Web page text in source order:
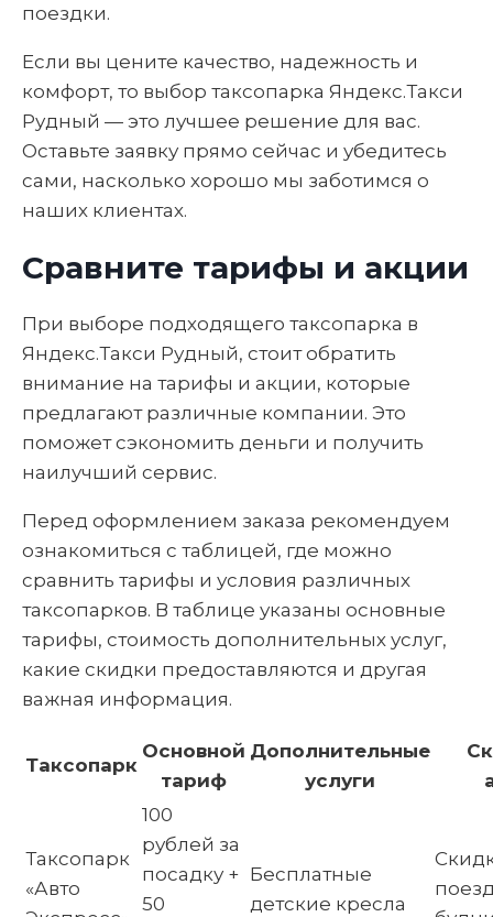
поездки.
Если вы цените качество, надежность и
комфорт, то выбор таксопарка Яндекс.Такси
Рудный — это лучшее решение для вас.
Оставьте заявку прямо сейчас и убедитесь
сами, насколько хорошо мы заботимся о
наших клиентах.
Сравните тарифы и акции
При выборе подходящего таксопарка в
Яндекс.Такси Рудный, стоит обратить
внимание на тарифы и акции, которые
предлагают различные компании. Это
поможет сэкономить деньги и получить
наилучший сервис.
Перед оформлением заказа рекомендуем
ознакомиться с таблицей, где можно
сравнить тарифы и условия различных
таксопарков. В таблице указаны основные
тарифы, стоимость дополнительных услуг,
какие скидки предоставляются и другая
важная информация.
Таксопарк
Основной
тариф
Дополнительные
услуги
Таксопарк
«Авто
100
рублей за
посадку +
50
Бесплатные
детские кресла